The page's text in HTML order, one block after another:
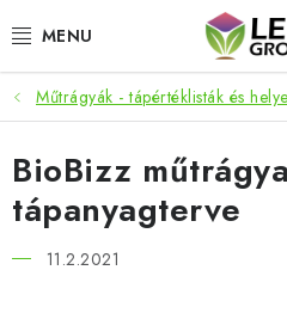
tartalomhoz
AKCIÓS TERMÉKEK
LED NÖVÉNYVILÁGÍTÁS
TERMESZTÉSI KELLÉKEK
Műtrágyák - tápértéklisták és
BioBizz műtrágya
tápanyagterve
11.2.2021